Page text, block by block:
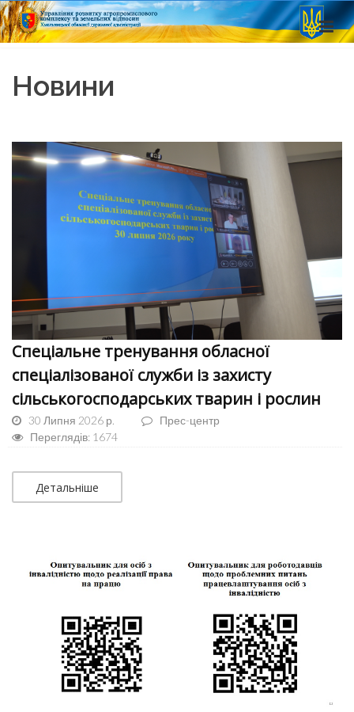
Новини
Спеціальне тренування обласної
спеціалізованої служби із захисту
сільськогосподарських тварин і рослин
30 Липня 2026 р.
Прес-центр
Переглядів: 1674
Детальніше